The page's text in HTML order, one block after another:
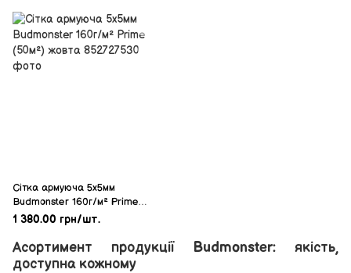
Сітка армуюча 5х5мм
Budmonster 160г/м² Prime
(50м²) жовта
1 380.00 грн/шт.
Асортимент продукції Budmonster: якість,
доступна кожному